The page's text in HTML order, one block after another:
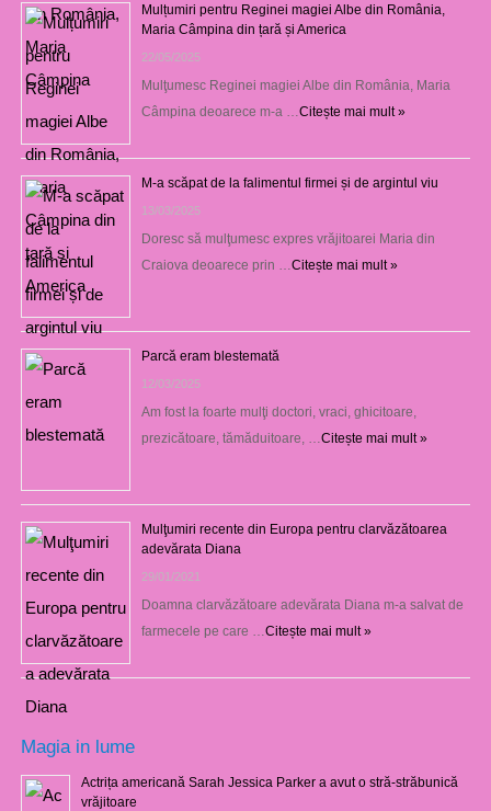
Mulțumiri pentru Reginei magiei Albe din România,
Maria Câmpina din țară și America
22/05/2025
Mulţumesc Reginei magiei Albe din România, Maria
Câmpina deoarece m-a … Citește mai mult »
M-a scăpat de la falimentul firmei și de argintul viu
13/03/2025
Doresc să mulţumesc expres vrăjitoarei Maria din
Craiova deoarece prin … Citește mai mult »
Parcă eram blestemată
12/03/2025
Am fost la foarte mulţi doctori, vraci, ghicitoare,
prezicătoare, tămăduitoare, … Citește mai mult »
Mulţumiri recente din Europa pentru clarvăzătoarea
adevărata Diana
29/01/2021
Doamna clarvăzătoare adevărata Diana m-a salvat de
farmecele pe care … Citește mai mult »
Magia in lume
Actrița americană Sarah Jessica Parker a avut o stră-străbunică
vrăjitoare